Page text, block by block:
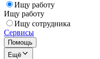
Ищу работу
Ищу работу
Ищу сотрудника
Сервисы
Помощь
Ещё